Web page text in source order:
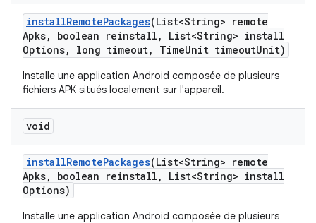
installRemotePackages(List<String> remote
Apks, boolean reinstall ,
List<String> install
Options, long timeout, TimeUnit timeoutUnit)
Installe une application Android composée de plusieurs
fichiers APK situés localement sur l'appareil.
void
installRemotePackages(List<String> remote
Apks, boolean reinstall ,
List<String> install
Options)
Installe une application Android composée de plusieurs